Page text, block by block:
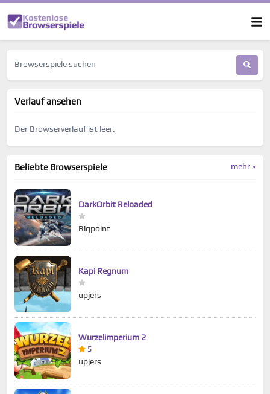
Verlauf ansehen
Der Browserverlauf ist leer.
mehr »
Beliebte Browserspiele
DarkOrbit Reloaded
Bigpoint
Kapi Regnum
upjers
Wurzelimperium 2
5
upjers